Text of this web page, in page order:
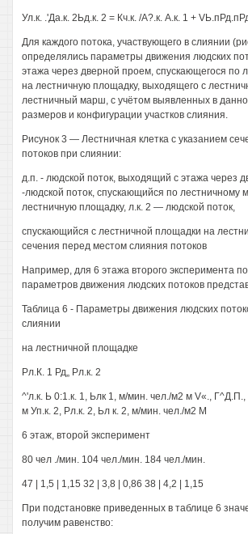
Ул.к. .'Да.к. 2Ьд.к. 2 = Кч.к. /А?.к. А.к. 1 +
Для каждого потока, участвующего в слиянии
определялись параметры движения людских
этажа через дверной проем, спускающегося по
на лестничную площадку, выходящего с
лестничный марш, с учётом выявленных в
размеров и конфигурации участков слияния.
Рисунок 3 — Лестничная клетка с указанием
потоков при слиянии:
д.п. - людской поток, выходящий с этажа через
-людской поток, спускающийся по лестничному
лестничную площадку, л.к. 2 — людской поток,
спускающийся с лестничной площадки на
сечения перед местом слияния потоков
Например, для 6 этажа второго эксперимента
параметров движения людских потоков
Таблица 6 - Параметры движения людских
слиянии
на лестничной площадке
Рл.К. 1 Рд„ Рл.к. 2
^'л.к. Ь 0:1.к. 1, Ьлк 1, м/мин. чел./м2 м V«.,
м Уп.к. 2, Рл.к. 2, Ьл к. 2, м/мин. чел./м2 М
6 этаж, второй эксперимент
80 чел ./мин. 104 чел./мин. 184 чел./мин.
47 | 1,5 | 1,15 32 | 3,8 | 0,86 38 | 4,2 | 1,15
При подстановке приведенных в таблице 6
получим равенство: